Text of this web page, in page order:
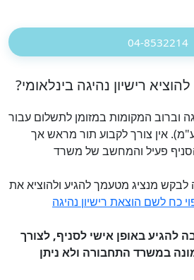
04-8532214
רישיון נהיגה בינלאומי?
וברוב המקומות במזומן לתשלום עבור
כולל מע"מ). אין צורך לקבוע תור מראש אך
פעיל והמחשב של משרד
2025 ניתן היה לבקש מנציג מטעמך להגיע ולהוציא את
כח לשם הוצאת רישיון נהיגה
2025 חובה להגיע באופן אישי לסניף, לצורך
במשרד התחבורה ולא ניתן